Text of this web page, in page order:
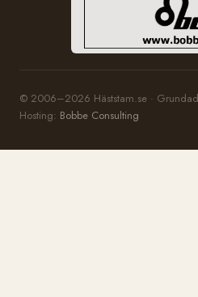
© 2006–2026 Häststam.se ·
Hosting: Bobbe Consulting